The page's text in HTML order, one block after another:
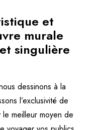
et
murale
singulière
dessinons à la
l’exclusivité de
meilleur moyen de